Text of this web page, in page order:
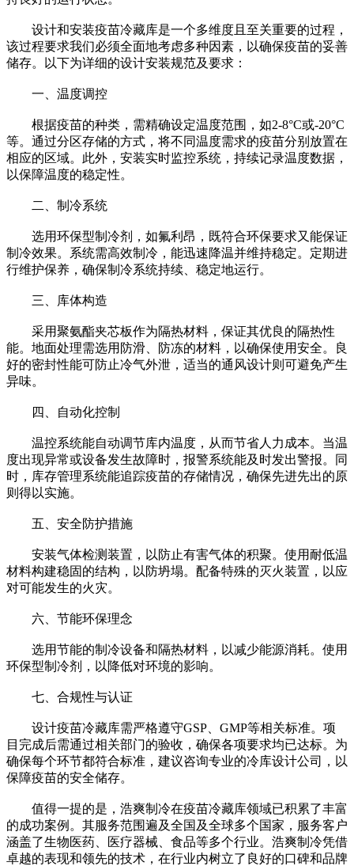
设计和安装疫苗冷藏库是一个多维度且至关重要的过程，
该过程要求我们必须全面地考虑多种因素，以确保疫苗的妥善
储存。以下为详细的设计安装规范及要求：
一、温度调控
根据疫苗的种类，需精确设定温度范围，如2-8°C或-20°C
等。通过分区存储的方式，将不同温度需求的疫苗分别放置在
相应的区域。此外，安装实时监控系统，持续记录温度数据，
以保障温度的稳定性。
二、制冷系统
选用环保型制冷剂，如氟利昂，既符合环保要求又能保证
制冷效果。系统需高效制冷，能迅速降温并维持稳定。定期进
行维护保养，确保制冷系统持续、稳定地运行。
三、库体构造
采用聚氨酯夹芯板作为隔热材料，保证其优良的隔热性
能。地面处理需选用防滑、防冻的材料，以确保使用安全。良
好的密封性能可防止冷气外泄，适当的通风设计则可避免产生
异味。
四、自动化控制
温控系统能自动调节库内温度，从而节省人力成本。当温
度出现异常或设备发生故障时，报警系统能及时发出警报。同
时，库存管理系统能追踪疫苗的存储情况，确保先进先出的原
则得以实施。
五、安全防护措施
安装气体检测装置，以防止有害气体的积聚。使用耐低温
材料构建稳固的结构，以防坍塌。配备特殊的灭火装置，以应
对可能发生的火灾。
六、节能环保理念
选用节能的制冷设备和隔热材料，以减少能源消耗。使用
环保型制冷剂，以降低对环境的影响。
七、合规性与认证
设计疫苗冷藏库需严格遵守GSP、GMP等相关标准。项
目完成后需通过相关部门的验收，确保各项要求均已达标。为
确保每个环节都符合标准，建议咨询专业的冷库设计公司，以
保障疫苗的安全储存。
值得一提的是，浩爽制冷在疫苗冷藏库领域已积累了丰富
的成功案例。其服务范围遍及全国及全球多个国家，服务客户
涵盖了生物医药、医疗器械、食品等多个行业。浩爽制冷凭借
卓越的表现和领先的技术，在行业内树立了良好的口碑和品牌